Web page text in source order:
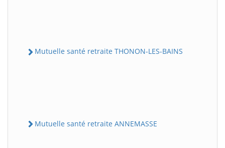
Mutuelle santé retraite THONON-LES-BAINS
Mutuelle santé retraite ANNEMASSE